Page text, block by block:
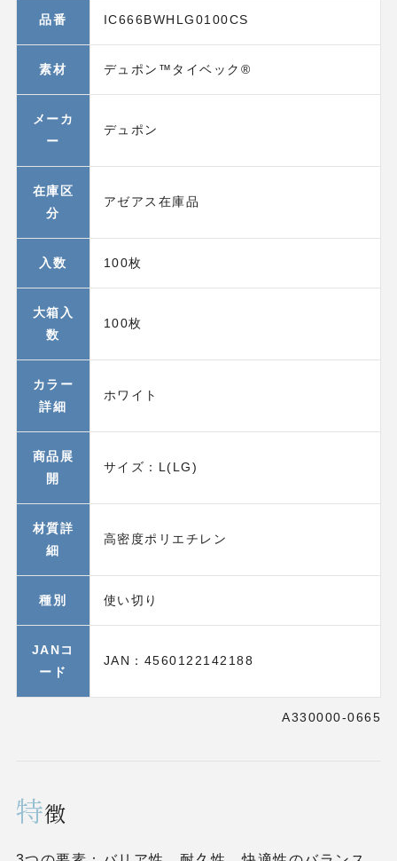
品番 IC666BWHLG0100CS
素材 デュポン™タイベック®
メーカ
ー
デュポン
在庫区
分
アゼアス在庫品
入数 100枚
大箱入
数
100枚
カラー
詳細
ホワイト
商品展
開
サイズ：L(LG)
材質詳
細
高密度ポリエチレン
種別 使い切り
JANコ
ード
JAN：4560122142188
A330000-0665
特徴